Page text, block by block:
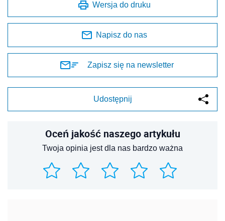
Wersja do druku
Napisz do nas
Zapisz się na newsletter
Udostępnij
Oceń jakość naszego artykułu
Twoja opinia jest dla nas bardzo ważna